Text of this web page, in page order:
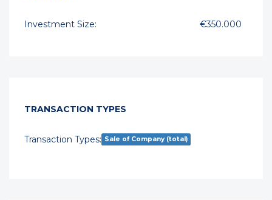
Investment Size: €350.000
TRANSACTION TYPES
Transaction Types: Sale of Company (total)